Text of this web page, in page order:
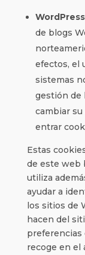
de blogs
efectos, el
sistemas
gestión de
cambiar
entrar
Estas
de este web
utiliza
ayudar a
los sitios de
hacen del
preferencias
recoge en el